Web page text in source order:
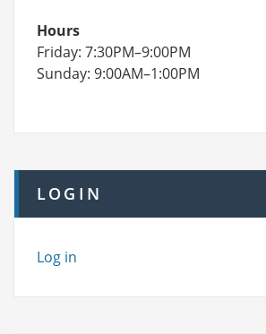
Hours
Friday: 7:30PM–9:00PM
Sunday: 9:00AM–1:00PM
LOGIN
Log in